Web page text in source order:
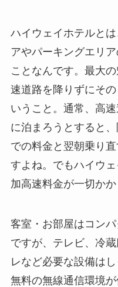
ハイウェイホテルと
アやパーキングエリ
ことなんです。最大
速道路を降りずにそ
いうこと。通常、高
に泊まろうとすると
での料金と翌朝乗り
すよね。でもハイウ
加高速料金が一切か
客室・お部屋はコン
ですが、テレビ、冷
レなど必要な設備は
無料の無線通信環境